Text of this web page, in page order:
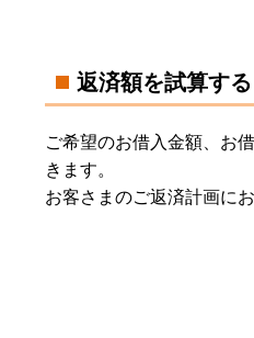
返済額を試算する
ご希望のお借入金額、お
きます。
お客さまのご返済計画に